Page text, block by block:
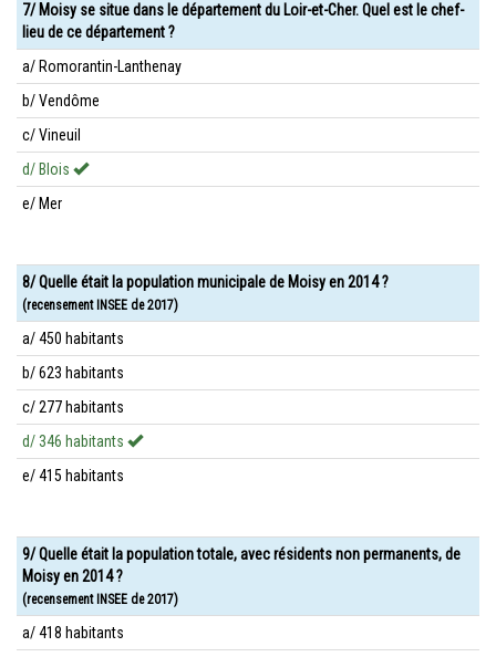
7/ Moisy se situe dans le département du Loir-et-Cher. Quel est le chef-
lieu de ce département ?
a/ Romorantin-Lanthenay
b/ Vendôme
c/ Vineuil
d/ Blois
e/ Mer
8/ Quelle était la population municipale de Moisy en 2014 ?
(recensement INSEE de 2017)
a/ 450 habitants
b/ 623 habitants
c/ 277 habitants
d/ 346 habitants
e/ 415 habitants
9/ Quelle était la population totale, avec résidents non permanents, de
Moisy en 2014 ?
(recensement INSEE de 2017)
a/ 418 habitants